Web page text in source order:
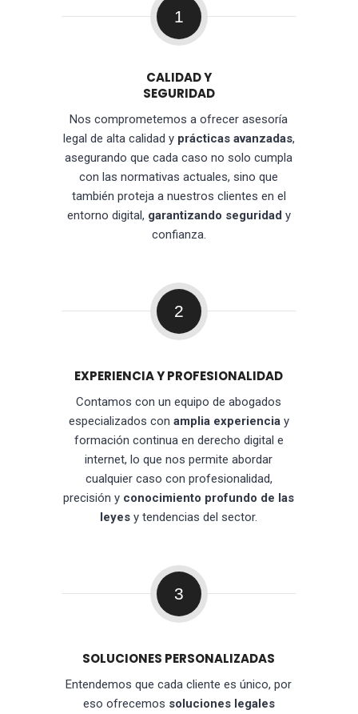
1
CALIDAD Y
SEGURIDAD
Nos comprometemos a ofrecer asesoría
legal de alta calidad y prácticas avanzadas,
asegurando que cada caso no solo cumpla
con las normativas actuales, sino que
también proteja a nuestros clientes en el
entorno digital, garantizando seguridad y
confianza.
2
EXPERIENCIA Y PROFESIONALIDAD
Contamos con un equipo de abogados
especializados con amplia experienciay
formación continua en derecho digital e
internet, lo que nos permite abordar
cualquier caso con profesionalidad,
precisión y conocimiento profundo de las
leyes y tendencias del sector.
3
SOLUCIONES PERSONALIZADAS
Entendemos que cada cliente es único, por
eso ofrecemos soluciones legales